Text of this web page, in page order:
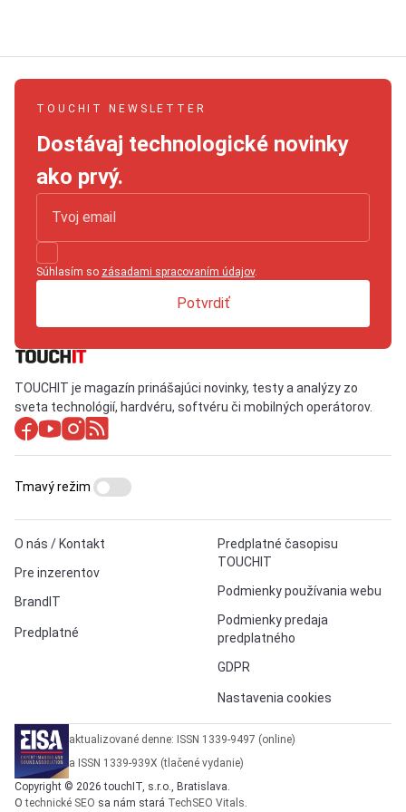
TOUCHIT NEWSLETTER
Dostávaj technologické novinky
ako prvý.
Súhlasím so zásadami spracovaním údajov.
Potvrdiť
TOUCHIT je magazín prinášajúci novinky, testy a analýzy zo
sveta technológií, hardvéru, softvéru či mobilných operátorov.
O nás / Kontakt
Pre inzerentov
BrandIT
Predplatné
Predplatné časopisu
TOUCHIT
Podmienky používania webu
Podmienky predaja
predplatného
GDPR
Nastavenia cookies
Tmavý režim
aktualizované denne: ISSN 1339-9497 (online)
a ISSN 1339-939X (tlačené vydanie)
Copyright © 2026 touchIT, s.r.o., Bratislava.
Otechnické SEO sa nám stará TechSEO Vitals.